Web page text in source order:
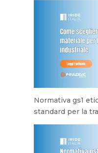
Normativa gs1
standard per la